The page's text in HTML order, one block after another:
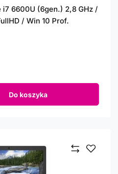
6600U (6gen.) 2,8 GHz /
/ Win 10 Prof.
Do koszyka